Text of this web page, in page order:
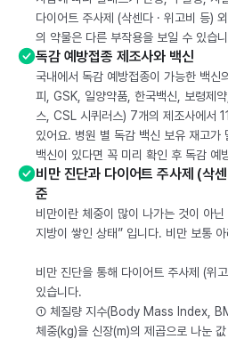
다이어트 주사제 (삭센다 · 위고비 등)
의 약물은 다른 부작용을 보일 수 있습
독감 예방접종 제조사와 백신
국내에서 독감 예방접종이 가능한 백
피, GSK, 일양약품, 한국백신, 보령제
스, CSL 시퀴러스) 7개의 제조사에서
있어요. 병원 별 독감 백신 보유 재고가
백신이 있다면 꼭 미리 확인 후 독감 예
비만 진단과 다이어트 주사제 (삭
준
비만이란 체중이 많이 나가는 것이 아
지방이 쌓인 상태” 입니다. 비만 보통
비만 진단을 통해 다이어트 주사제 (위
있습니다.
① 체질량 지수(Body Mass Index,
체중(kg)을 신장(m)의 제곱으로 나눈